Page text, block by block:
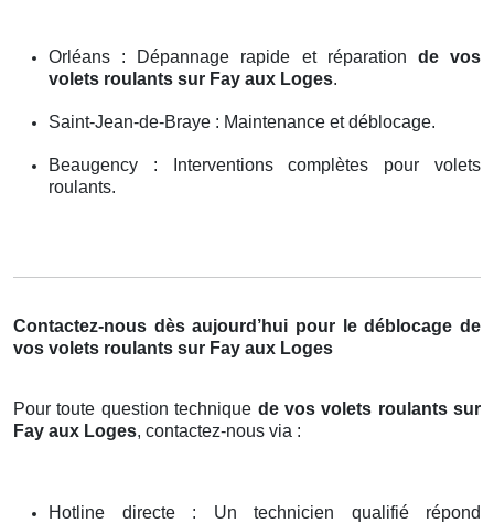
Orléans : Dépannage rapide et réparation de vos
volets roulants sur Fay aux Loges.
Saint-Jean-de-Braye : Maintenance et déblocage.
Beaugency : Interventions complètes pour volets
roulants.
Contactez-nous dès aujourd’hui pour le déblocage de
vos volets roulants sur Fay aux Loges
Pour toute question technique de vos volets roulants sur
Fay aux Loges, contactez-nous via :
Hotline directe : Un technicien qualifié répond